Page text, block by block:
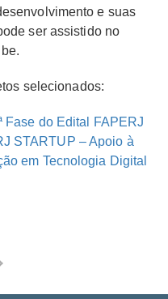
e suas
ser assistido no
selecionados:
Fase do Edital FAPERJ
STARTUP – Apoio à
em Tecnologia Digital